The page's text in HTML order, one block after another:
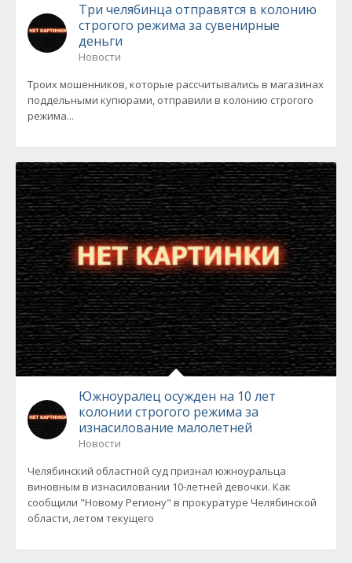
Три челябинца отправятся в колонию
строгого режима за сувенирные
деньги
Новости
Троих мошенников, которые рассчитывались в магазинах
поддельными купюрами, отправили в колонию строгого
режима...
Южноуралец осужден на 10 лет
колонии строгого режима за
изнасилование малолетней
Новости
Челябинский областной суд признал южноуральца
виновным в изнасиловании 10-летней девочки. Как
сообщили "Новому Региону" в прокуратуре Челябинской
области, летом текущего